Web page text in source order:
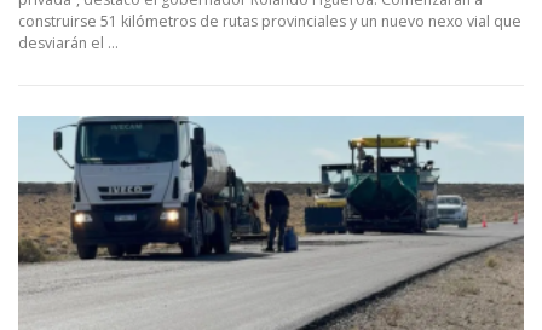
construirse 51 kilómetros de rutas provinciales y un nuevo nexo vial que
desviarán el …